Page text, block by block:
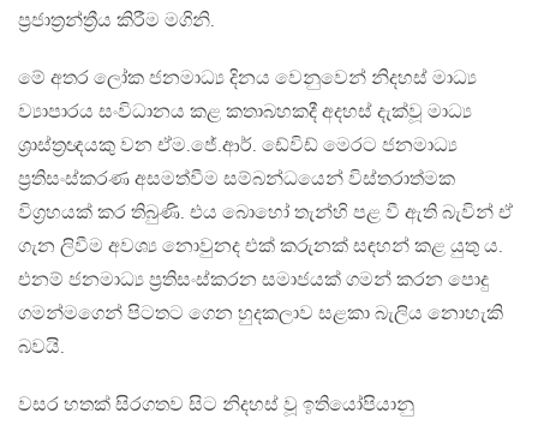
ප්‍රජාත්‍රන්ත්‍රීය කිරීම මගිනි.
මේ අතර ලෝක ජනමාධ්‍ය දිනය වෙනුවෙන් නිදහස් මාධ්‍ය
ව්‍යාපාරය සංවිධානය කළ කතාබහකදී අදහස් දැක්වූ මාධ්‍ය
ශ්‍රාස්ත්‍රඥයකු වන ඒම.ජේ.ආර්. ඩේවිඩ් මෙරට ජනමාධ්‍ය
ප්‍රතිසංස්කරණ අසමත්වීම සම්බන්ධයෙන් විස්තරාත්මක
විග්‍රහයක් කර තිබුණි. එය බොහෝ තැන්හි පළ වී ඇති බැවින් ඒ
ගැන ලිවීම අවශ්‍ය නොවුනද එක් කරුනක් සඳහන් කළ යුතු ය.
එනම් ජනමාධ්‍ය ප්‍රතිසංස්කරන සමාජයක් ගමන් කරන පොදු
ගමන්මගෙන් පිටතට ගෙන හුදකලාව සළකා බැලිය නොහැකි
බවයි.
වසර හතක් සිරගතව සිට නිදහස් වූ ඉතියෝපියානු